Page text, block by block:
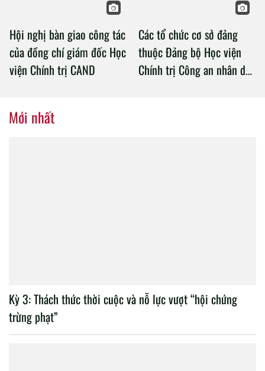
Hội nghị bàn giao công tác
của đồng chí giám đốc Học
viện Chính trị CAND
Các tổ chức cơ sở đảng
thuộc Đảng bộ Học viện
Chính trị Công an nhân dân
Mới nhất
Kỳ 3: Thách thức thời cuộc và nỗ lực vượt “hội chứng
trừng phạt”